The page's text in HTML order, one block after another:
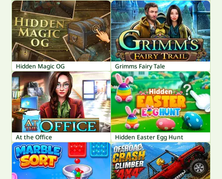
Hidden Magic OG Grimms Fairy Tale
At the Office Hidden Easter Egg Hunt